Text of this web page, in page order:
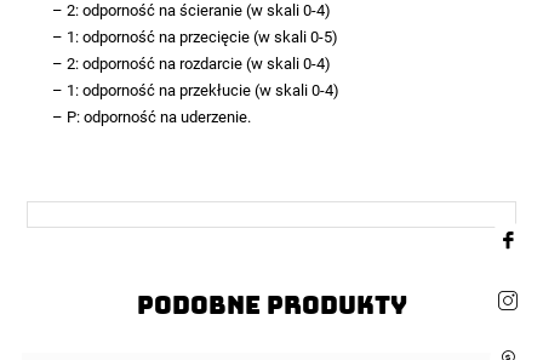
– 2: odporność na ścieranie (w skali 0-4)
– 1: odporność na przecięcie (w skali 0-5)
– 2: odporność na rozdarcie (w skali 0-4)
– 1: odporność na przekłucie (w skali 0-4)
– P: odporność na uderzenie.
Podobne produkty